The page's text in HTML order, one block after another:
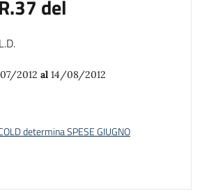
del
2012 al 14/08/2012
determina SPESE GIUGNO